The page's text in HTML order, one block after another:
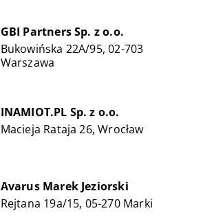
GBI Partners Sp. z o.o.
Bukowińska 22A/95, 02-703
Warszawa
INAMIOT.PL Sp. z o.o.
Macieja Rataja 26, Wrocław
Avarus Marek Jeziorski
Rejtana 19a/15, 05-270 Marki